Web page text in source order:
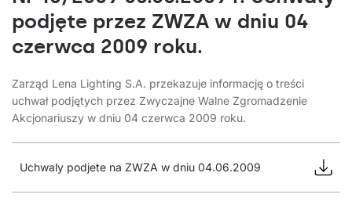
podjęte przez ZWZA w dniu 04
czerwca 2009 roku.
Zarząd Lena Lighting S.A. przekazuje informację o treści
uchwał podjętych przez Zwyczajne Walne Zgromadzenie
Akcjonariuszy w dniu 04 czerwca 2009 roku.
Uchwaly podjete na ZWZA w dniu 04.06.2009